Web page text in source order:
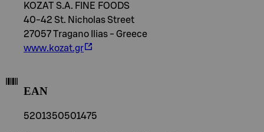
KOZAT S.A. FINE FOODS
40-42 St. Nicholas Street
27057 Tragano Ilias - Greece
www.kozat.gr
EAN
5201350501475